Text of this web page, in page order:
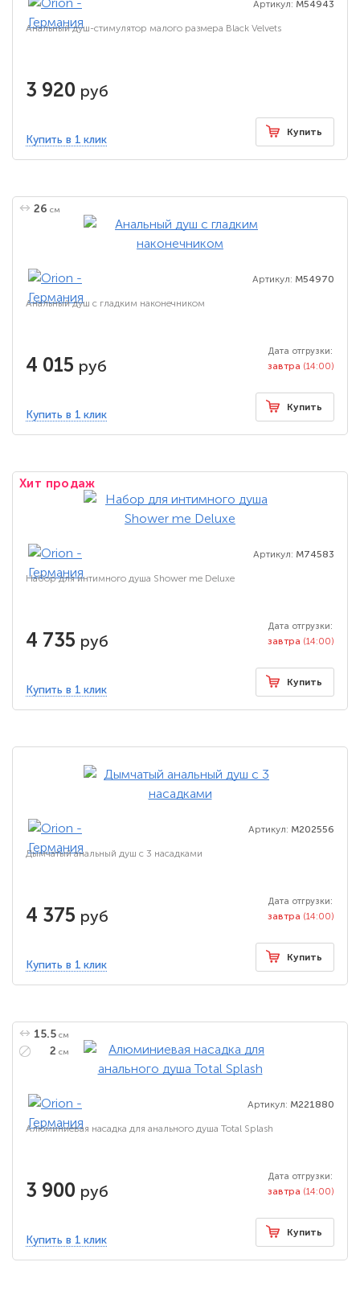
Артикул: M54943
Анальный душ-стимулятор малого размера Black Velvets
3 920 руб
Купить в 1 клик
Купить
26 см
Артикул: M54970
Анальный душ с гладким наконечником
4 015 руб
Дата отгрузки:
завтра (14:00)
Купить в 1 клик
Купить
Хит продаж
Артикул: M74583
Набор для интимного душа Shower me Deluxe
4 735 руб
Дата отгрузки:
завтра (14:00)
Купить в 1 клик
Купить
Артикул: M202556
Дымчатый анальный душ с 3 насадками
4 375 руб
Дата отгрузки:
завтра (14:00)
Купить в 1 клик
Купить
15.5 см
2 см
Артикул: M221880
Алюминиевая насадка для анального душа Total Splash
3 900 руб
Дата отгрузки:
завтра (14:00)
Купить в 1 клик
Купить